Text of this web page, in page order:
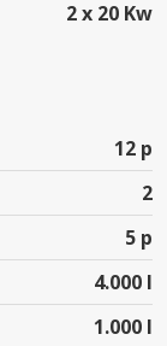
2 x 20 Kw
12 p
2
5 p
4.000 l
1.000 l